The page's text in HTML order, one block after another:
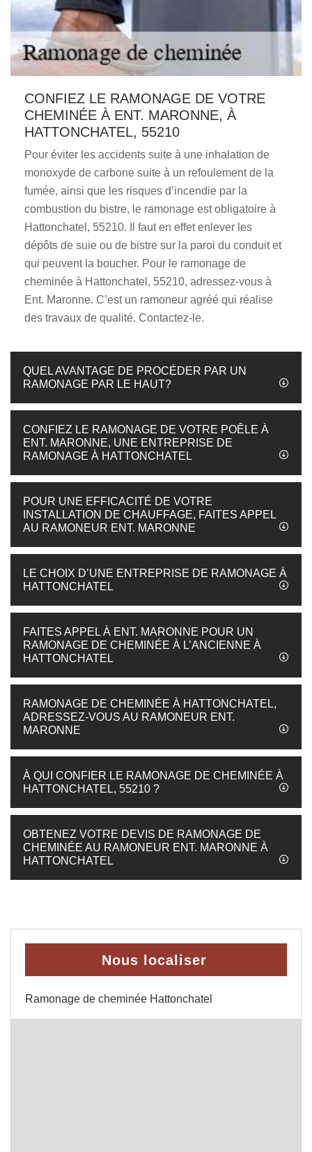
CONFIEZ LE RAMONAGE DE VOTRE
CHEMINÉE À ENT. MARONNE, À
HATTONCHATEL, 55210
Pour éviter les accidents suite à une inhalation de
monoxyde de carbone suite à un refoulement de la
fumée, ainsi que les risques d’incendie par la
combustion du bistre, le ramonage est obligatoire à
Hattonchatel, 55210. Il faut en effet enlever les
dépôts de suie ou de bistre sur la paroi du conduit et
qui peuvent la boucher. Pour le ramonage de
cheminée à Hattonchatel, 55210, adressez-vous à
Ent. Maronne. C’est un ramoneur agréé qui réalise
des travaux de qualité. Contactez-le.
QUEL AVANTAGE DE PROCÉDER PAR UN
RAMONAGE PAR LE HAUT?
CONFIEZ LE RAMONAGE DE VOTRE POÊLE À
ENT. MARONNE, UNE ENTREPRISE DE
RAMONAGE À HATTONCHATEL
POUR UNE EFFICACITÉ DE VOTRE
INSTALLATION DE CHAUFFAGE, FAITES APPEL
AU RAMONEUR ENT. MARONNE
LE CHOIX D’UNE ENTREPRISE DE RAMONAGE À
HATTONCHATEL
FAITES APPEL À ENT. MARONNE POUR UN
RAMONAGE DE CHEMINÉE À L’ANCIENNE À
HATTONCHATEL
RAMONAGE DE CHEMINÉE À HATTONCHATEL,
ADRESSEZ-VOUS AU RAMONEUR ENT.
MARONNE
À QUI CONFIER LE RAMONAGE DE CHEMINÉE À
HATTONCHATEL, 55210 ?
OBTENEZ VOTRE DEVIS DE RAMONAGE DE
CHEMINÉE AU RAMONEUR ENT. MARONNE À
HATTONCHATEL
Nous localiser
Ramonage de cheminée Hattonchatel